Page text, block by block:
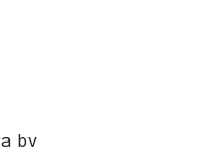
bv